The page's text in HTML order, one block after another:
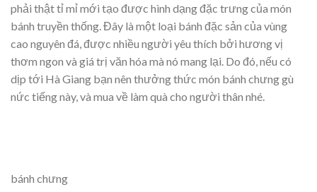
phải thật tỉ mỉ mới tạo được hình dạng đặc trưng của món
bánh truyền thống. Đây là một loại bánh đặc sản của vùng
cao nguyên đá, được nhiều người yêu thích bởi hương vị
thơm ngon và giá trị văn hóa mà nó mang lại. Do đó, nếu có
dịp tới Hà Giang bạn nên thưởng thức món bánh chưng gù
nức tiếng này, và mua về làm quà cho người thân nhé.
bánh chưng